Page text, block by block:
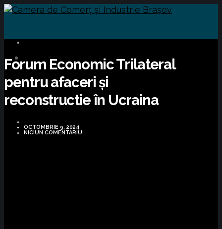
Forum Economic Trilateral
pentru afaceri și
reconstructie în Ucraina
OCTOMBRIE 9, 2024
NICIUN COMENTARIU